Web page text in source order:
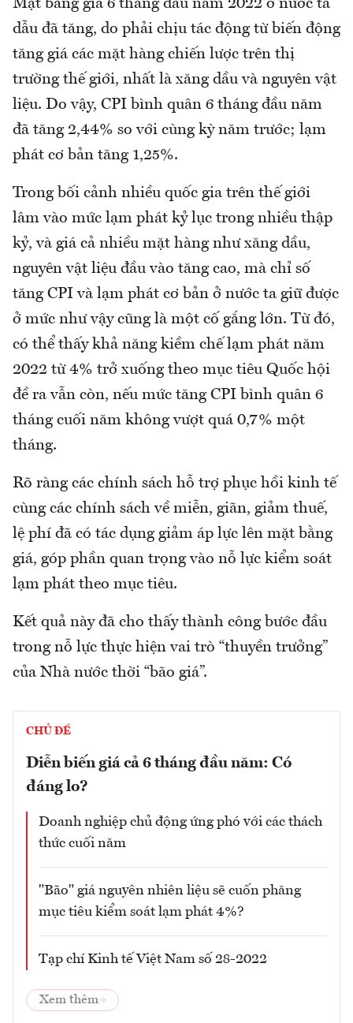
Mặt bằng giá 6 tháng đầu năm 2022 ở nước ta
dẫu đã tăng, do phải chịu tác động từ biến động
tăng giá các mặt hàng chiến lược trên thị
trường thế giới, nhất là xăng dầu và nguyên vật
liệu. Do vậy, CPI bình quân 6 tháng đầu năm
đã tăng 2,44% so với cùng kỳ năm trước; lạm
phát cơ bản tăng 1,25%.
Trong bối cảnh nhiều quốc gia trên thế giới
lâm vào mức lạm phát kỷ lục trong nhiều thập
kỷ, và giá cả nhiều mặt hàng như xăng dầu,
nguyên vật liệu đầu vào tăng cao, mà chỉ số
tăng CPI và lạm phát cơ bản ở nước ta giữ được
ở mức như vậy cũng là một cố gắng lớn. Từ đó,
có thể thấy khả năng kiềm chế lạm phát năm
2022 từ 4% trở xuống theo mục tiêu Quốc hội
đề ra vẫn còn, nếu mức tăng CPI bình quân 6
tháng cuối năm không vượt quá 0,7% một
tháng.
Rõ ràng các chính sách hỗ trợ phục hồi kinh tế
cùng các chính sách về miễn, giãn, giảm thuế,
lệ phí đã có tác dụng giảm áp lực lên mặt bằng
giá, góp phần quan trọng vào nỗ lực kiểm soát
lạm phát theo mục tiêu.
Kết quả này đã cho thấy thành công bước đầu
trong nỗ lực thực hiện vai trò “thuyền trưởng”
của Nhà nước thời “bão giá”.
CHỦ ĐỀ
Diễn biến giá cả 6 tháng đầu năm: Có
đáng lo?
Doanh nghiệp chủ động ứng phó với các thách
thức cuối năm
"Bão" giá nguyên nhiên liệu sẽ cuốn phăng
mục tiêu kiểm soát lạm phát 4%?
Tạp chí Kinh tế Việt Nam số 28-2022
Xem thêm